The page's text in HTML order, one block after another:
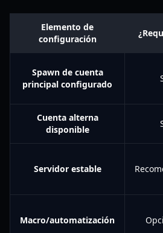
Elemento de
configuración
Spawn de cuenta
principal configurado
Cuenta alterna
disponible
Servidor estable
Macro/automatización